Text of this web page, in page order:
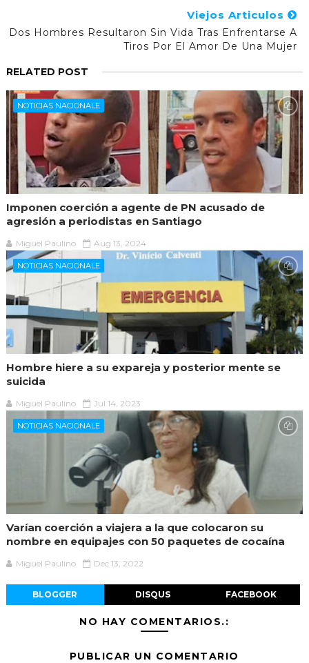
Viejos Articulos
Dos Hombres Resultaron Sin Vida Tras Enfrentarse A
Tiros Por El Amor De Una Mujer
RELATED POST
NOTICIAS NACIONALE
Imponen coerción a agente de PN acusado de
agresión a periodistas en Santiago
Miguel Paulino Aug 13, 2024
NOTICIAS NACIONALE
Hombre hiere a su expareja y posterior mente se
suicida
Miguel Paulino Jul 14, 2023
NOTICIAS NACIONALE
Varían coerción a viajera a la que colocaron su
nombre en equipajes con 50 paquetes de cocaína
Miguel Paulino Dec 13, 2022
BLOGGER DISQUS FACEBOOK
NO HAY COMENTARIOS.:
PUBLICAR UN COMENTARIO